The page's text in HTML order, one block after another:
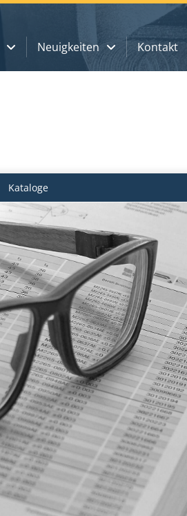
Neuigkeiten Kontakt
Kataloge